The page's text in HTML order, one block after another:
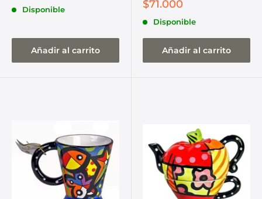
Disponible
Añadir al carrito
$71.000
Disponible
Añadir al carrito